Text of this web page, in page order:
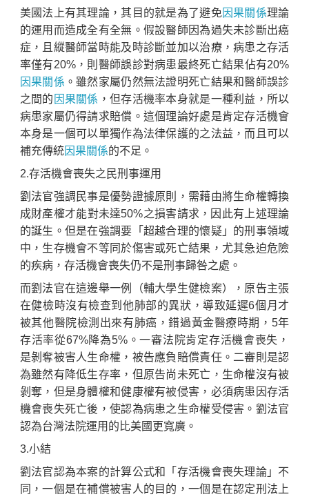
美國法上有其理論，其目的就是為了避免因果關係理論
的運用而造成全有全無。假設醫師因為過失未診斷出癌
症，且縱醫師當時能及時診斷並加以治療，病患之存活
率僅有20%，則醫師誤診對病患最終死亡結果佔有20%
因果關係 。雖然家屬仍然無法證明死亡結果和醫師誤診
之間的 因果關係 ，但存活機率本身就是一種利益，所以
病患家屬仍得請求賠償。這個理論好處是肯定存活機會
本身是一個可以單獨作為法律保護的之法益，而且可以
補充傳統因果關係的不足。
2.存活機會喪失之民刑事運用
劉法官強調民事是優勢證據原則，需藉由將生命權轉換
成財產權才能對未達50%之損害請求，因此有上述理論
的誕生。但是在強調要「超越合理的懷疑」的刑事領域
中，生存機會不等同於傷害或死亡結果，尤其急迫危險
的疾病，存活機會喪失仍不是刑事歸咎之處。
而劉法官在這邊舉一例（輔大學生健檢案），原告主張
在健檢時沒有檢查到他肺部的異狀，導致延遲6個月才
被其他醫院檢測出來有肺癌，錯過黃金醫療時期，5年
存活率從67%降為5%。一審法院肯定存活機會喪失，
是剝奪被害人生命權，被告應負賠償責任。二審則是認
為雖然有降低生存率，但原告尚未死亡，生命權沒有被
剝奪，但是身體權和健康權有被侵害，必須病患因存活
機會喪失死亡後，使認為病患之生命權受侵害。劉法官
認為台灣法院運用的比美國更寬廣。
3.小結
劉法官認為本案的計算公式和「存活機會喪失理論」不
同，一個是在補償被害人的目的，一個是在認定刑法上